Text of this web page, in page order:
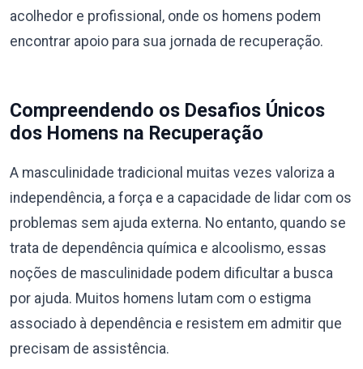
acolhedor e profissional, onde os homens podem
encontrar apoio para sua jornada de recuperação.
Compreendendo os Desafios Únicos
dos Homens na Recuperação
A masculinidade tradicional muitas vezes valoriza a
independência, a força e a capacidade de lidar com os
problemas sem ajuda externa. No entanto, quando se
trata de dependência química e alcoolismo, essas
noções de masculinidade podem dificultar a busca
por ajuda. Muitos homens lutam com o estigma
associado à dependência e resistem em admitir que
precisam de assistência.